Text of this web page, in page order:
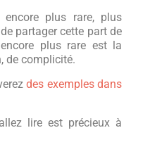
plus rare, plus
partager cette part de
plus rare est la
de complicité.
des exemples dans
lire est précieux à